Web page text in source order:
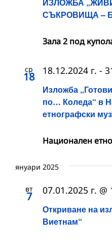
СЪКРОВИЩА –
Зала 2 под
ср
18
Изложба
по… Коледа“ в
етнографски
18.12.2024 г. -
Национален
януари 2025
вт
7
Откриване на
Виетнам“
07.01.2025 г. @